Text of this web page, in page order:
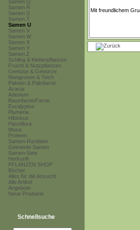
Samen Q
Samen R
Samen S
Samen T
Samen U
Samen V
Samen W
Samen X
Samen Y
Samen Z
Schling & Kletterpflanzen
Frucht & Nutzpflanzen
Gemüse & Gewürze
Mangroven & Teich
Palmen & Palmfarne
Acacia
Adenium
Baumfarne/Farne
Eucalyptus
Plumeria
Hibiskus
Passiflora
Musa
Proteen
Samen-Raritäten
Gekeimte Samen
Samen-Sets
Herkunft
PFLANZEN SHOP
Bücher
Alles für die Anzucht
Alle Artikel
Angebote
Neue Produkte
Schnellsuche